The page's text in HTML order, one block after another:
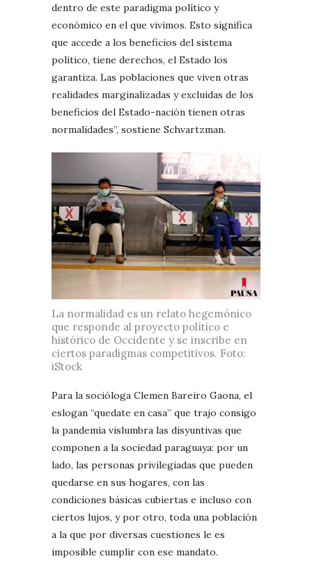
dentro de este paradigma político y
económico en el que vivimos. Esto significa
que accede a los beneficios del sistema
político, tiene derechos, el Estado los
garantiza. Las poblaciones que viven otras
realidades marginalizadas y excluidas de los
beneficios del Estado-nación tienen otras
normalidades”, sostiene Schvartzman.
La normalidad es un relato hegemónico
que responde al proyecto político e
histórico de Occidente y se inscribe en
ciertos paradigmas competitivos. Foto:
iStock
Para la socióloga Clemen Bareiro Gaona, el
eslogan “quedate en casa” que trajo consigo
la pandemia vislumbra las disyuntivas que
componen a la sociedad paraguaya: por un
lado, las personas privilegiadas que pueden
quedarse en sus hogares, con las
condiciones básicas cubiertas e incluso con
ciertos lujos, y por otro, toda una población
a la que por diversas cuestiones le es
imposible cumplir con ese mandato.